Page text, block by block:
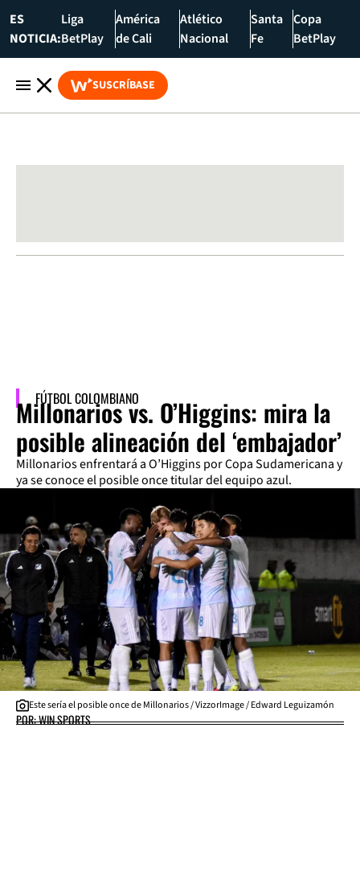
ES
NOTICIA:
Liga
BetPlay
América
de Cali
Atlético
Nacional
Santa
Fe
Copa
BetPlay
SUSCRÍBASE
FÚTBOL COLOMBIANO
Millonarios vs. O’Higgins: mira la
posible alineación del ‘embajador’
Millonarios enfrentará a O’Higgins por Copa Sudamericana y
ya se conoce el posible once titular del equipo azul.
Este sería el posible once de Millonarios / VizzorImage / Edward Leguizamón
POR: WIN SPORTS